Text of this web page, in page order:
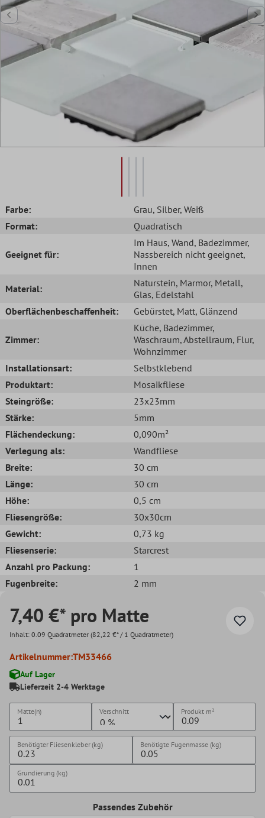
Farbe: Grau, Silber, Weiß
Format:
Quadratisch
Geeignet für:
Im Haus, Wand, Badezimmer,
Nassbereich nicht geeignet,
Innen
Material:
Naturstein, Marmor, Metall,
Glas, Edelstahl
Oberflächenbeschaffenheit:
Gebürstet, Matt, Glänzend
Zimmer:
Küche, Badezimmer,
Waschraum, Abstellraum, Flur,
Wohnzimmer
Installationsart:
Selbstklebend
Produktart:
Mosaikfliese
Steingröße:
23x23mm
Stärke:
5mm
Flächendeckung:
0,090m²
Verlegung als:
Wandfliese
Breite:
30 cm
Länge:
30 cm
Höhe:
0,5 cm
Fliesengröße:
30x30cm
Gewicht:
0,73 kg
Fliesenserie:
Starcrest
Anzahl pro Packung:
1
Fugenbreite:
2 mm
7,40 €* pro Matte
Inhalt: 0.09 Quadratmeter (82,22 €* / 1 Quadratmeter)
Artikelnummer:TM33466
Auf Lager
Lieferzeit 2-4 Werktage
Matte(n) Verschnitt Produkt m²
Benötigter Fliesenkleber (kg) Benötigte Fugenmasse (kg)
Grundierung (kg)
Passendes Zubehör